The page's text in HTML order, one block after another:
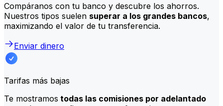
Compáranos con tu banco y descubre los ahorros.
Nuestros tipos suelen superar a los grandes bancos,
maximizando el valor de tu transferencia.
Enviar dinero
Tarifas más bajas
Te mostramos todas las comisiones por adelantado